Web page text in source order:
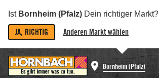
Ist Bornheim (Pfalz) Dein richtiger Markt?
JA, RICHTIG Anderen Markt wählen
Bornheim (Pfalz)